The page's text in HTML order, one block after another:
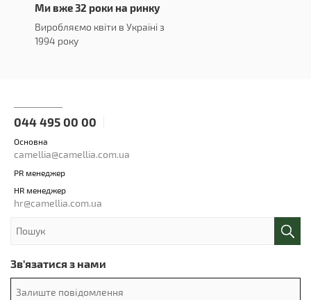
Ми вже 32 роки на ринку
Виробляємо квіти в Україні з
1994 року
044 495 00 00
Основна
camellia@camellia.com.ua
PR менеджер
HR менеджер
hr@camellia.com.ua
Зв'язатися з нами